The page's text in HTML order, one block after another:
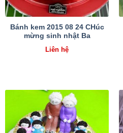
Bánh kem 2015 08 24 CHúc
mừng sinh nhật Ba
Liên hệ